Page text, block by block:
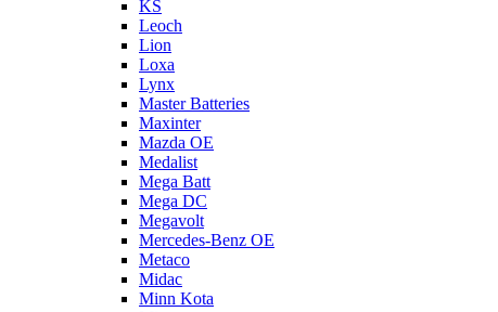
KS
Leoch
Lion
Loxa
Lynx
Master Batteries
Maxinter
Mazda OE
Medalist
Mega Batt
Mega DC
Megavolt
Mercedes-Benz OE
Metaco
Midac
Minn Kota